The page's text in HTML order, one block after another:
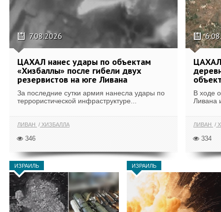
7.08.2026
ЦАХАЛ нанес удары по объектам
«Хизбаллы» после гибели двух
резервистов на юге Ливана
За последние сутки армия нанесла удары по
террористической инфраструктуре...
ЛИВАН ХИЗБАЛЛА
346
В ходе
Ливана
ЛИВАН
334
ИЗРАИЛЬ ИЗРАИЛЬ